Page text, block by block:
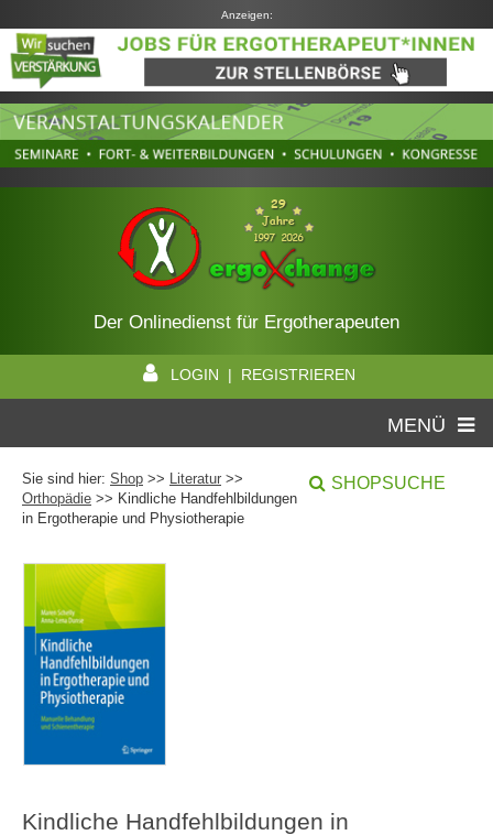
Anzeigen:
Der Onlinedienst für Ergotherapeuten
LOGIN | REGISTRIEREN
MENÜ
Sie sind hier: Shop >> Literatur >>
Orthopädie >> Kindliche Handfehlbildungen
in Ergotherapie und Physiotherapie
SHOPSUCHE
Kindliche Handfehlbildungen in